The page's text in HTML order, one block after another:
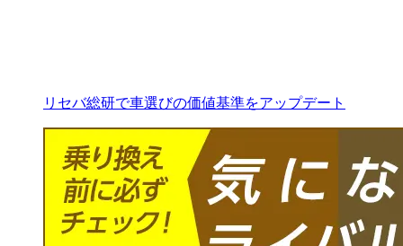
リセバ総研で車選びの価値基準をアップデート